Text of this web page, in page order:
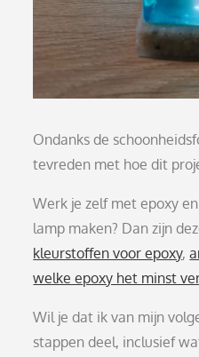
Ondanks de
tevreden met hoe dit
Werk je zelf met epoxy
lamp maken? Dan zijn
kleurstoffen voor epoxy,
welke epoxy het minst
Wil je dat ik van mijn
stappen deel, inclusief